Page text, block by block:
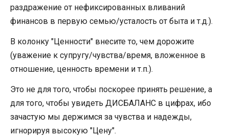
раздражение от нефиксированных вливаний
финансов в первую семью/усталость от быта и т.д.).
В колонку "Ценности" внесите то, чем дорожите
(уважение к супругу/чувства/время, вложенное в
отношение, ценность времени и т.п.).
Это не для того, чтобы поскорее принять решение, а
для того, чтобы увидеть ДИСБАЛАНС в цифрах, ибо
зачастую мы держимся за чувства и надежды,
игнорируя высокую "Цену".